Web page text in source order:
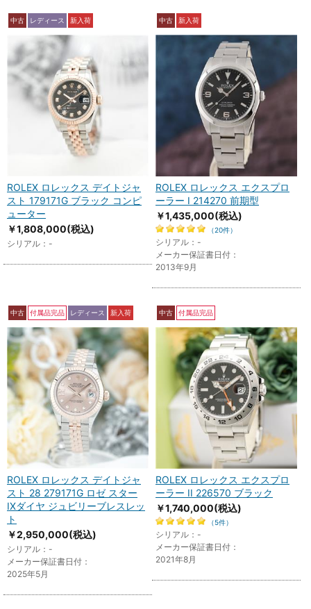
中古 レディース 新入荷
ROLEX ロレックス デイトジャ
スト 179171G ブラック コンピ
ューター
￥1,808,000(税込)
シリアル：-
中古 新入荷
ROLEX ロレックス エクスプロ
ーラー I 214270 前期型
￥1,435,000(税込)
（20件）
シリアル：-
メーカー保証書日付：
2013年9月
中古 付属品完品 レディース 新入荷
ROLEX ロレックス デイトジャ
スト 28 279171G ロゼ スター
IXダイヤ ジュビリーブレスレッ
ト
￥2,950,000(税込)
シリアル：-
メーカー保証書日付：
2025年5月
中古 付属品完品
ROLEX ロレックス エクスプロ
ーラー II 226570 ブラック
￥1,740,000(税込)
（5件）
シリアル：-
メーカー保証書日付：
2021年8月